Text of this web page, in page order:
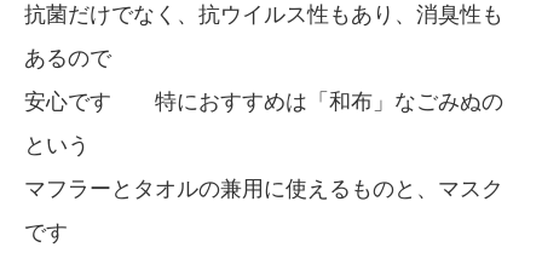
抗菌だけでなく、抗ウイルス性もあり、消臭性も
あるので
安心です 特におすすめは「和布」なごみぬの
という
マフラーとタオルの兼用に使えるものと、マスク
です